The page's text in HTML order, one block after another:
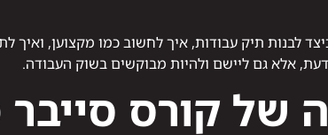
לבנות תיק עבודות, איך לחשוב כמו מקצוען, ואיך
אלא גם ליישם ולהיות מבוקשים בשוק העבודה.
של קורס